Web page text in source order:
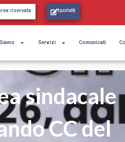
riservata Iscriviti
Servizi Comunicati
sindacale
CC del